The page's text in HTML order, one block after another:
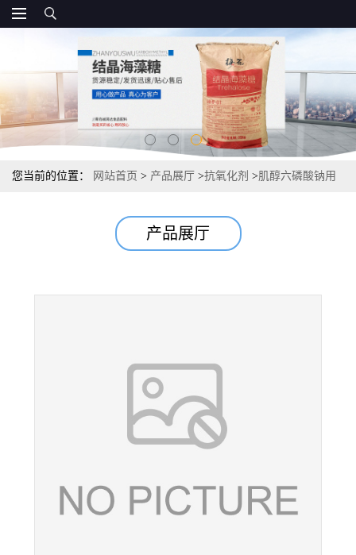
您当前的位置： 网站首页 > 产品展厅 >抗氧化剂 >肌醇六磷酸钠用
产品展厅